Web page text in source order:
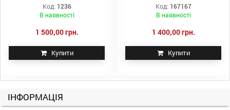
Код: 1236
В наявності
1 500,00 грн.
Купити
Код: 167167
В наявності
1 400,00 грн.
Купити
ІНФОРМАЦІЯ